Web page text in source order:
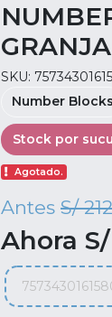
SKU:
Number Blocks
Stock por
Agotado.
Antes S/
Ahora